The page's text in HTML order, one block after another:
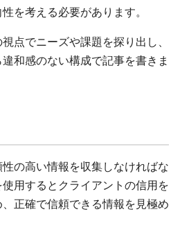
を考える必要があります。
点でニーズや課題を探り出し、
和感のない構成で記事を書きま
の高い情報を収集しなければな
用するとクライアントの信用を
正確で信頼できる情報を見極め